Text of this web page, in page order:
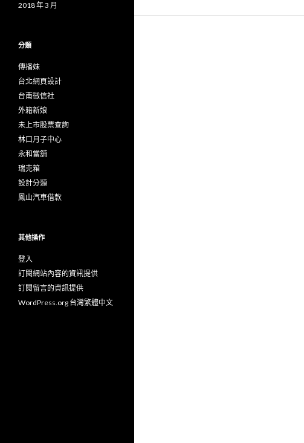
2018 年 3 月
分類
傳播妹
台北網頁設計
台南徵信社
外籍新娘
未上市股票查詢
林口月子中心
永和當舖
瑞克箱
設計分類
鳳山汽車借款
其他操作
登入
訂閱網站內容的資訊提供
訂閱留言的資訊提供
WordPress.org 台灣繁體中文